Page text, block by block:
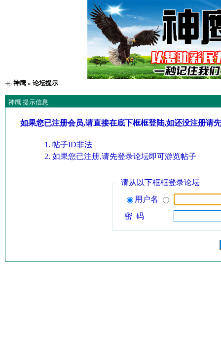
神鹰» 论坛提示
神鹰 提示信息
如果您已注册会员,请直接在底下框框登陆,如还没注册请
帖子ID非法
如果您已注册,请先登录论坛即可游览帖子
请从以下框框登录论坛
用户名
密 码